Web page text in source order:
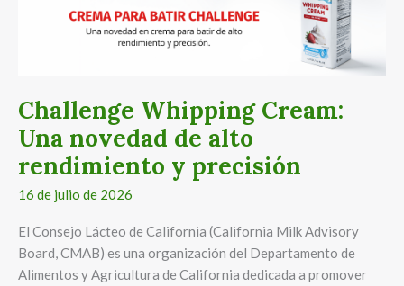
Challenge Whipping Cream:
Una novedad de alto
rendimiento y precisión
16 de julio de 2026
El Consejo Lácteo de California (California Milk Advisory
Board, CMAB) es una organización del Departamento de
Alimentos y Agricultura de California dedicada a promover
rendimiento
precisión